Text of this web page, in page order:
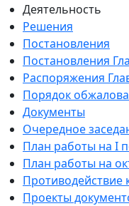
Деятельность
Решения
Постановления
Постановления
Распоряжения
Порядок
Документы
Очередное
План работы на I
План работы на
Противодействие
Проекты